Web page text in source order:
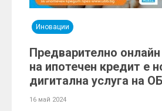
Иновации
Предварително
на ипотечен кредит е
дигитална услуга на
16 май 2024